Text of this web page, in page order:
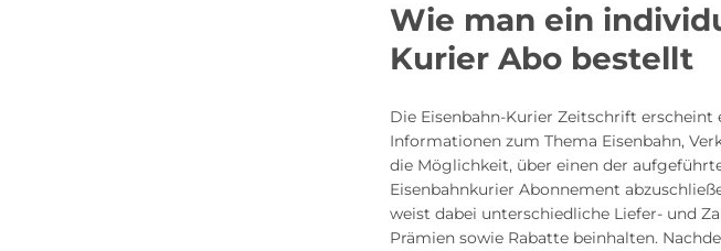
Wie man ein
Kurier Abo bestellt
Die Eisenbahn-Kurier Zeitschrift
Informationen zum Thema Eisenbahn,
die Möglichkeit, über einen der
Eisenbahnkurier Abonnement
weist dabei unterschiedliche Liefer- und
Prämien sowie Rabatte beinhalten.